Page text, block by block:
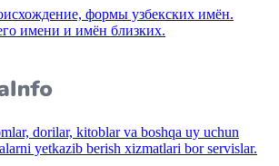
формы узбекских имён.
имени и имён близких.
dorilar, kitoblar va boshqa uy uchun
yetkazib berish xizmatlari bor servislar.